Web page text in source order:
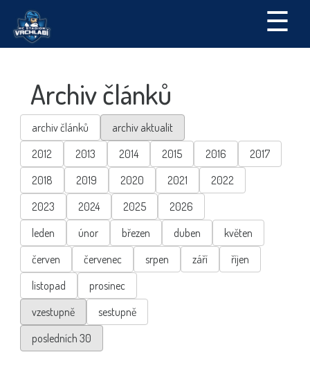
☰
Archiv článků
archiv článků
archiv aktualit
2012
2013 2014 2015 2016
2017
2018
2019 2020 2021
2022
2023
2024 2025
2026
leden
únor březen duben
květen
červen
červenec srpen září
říjen
listopad
prosinec
vzestupně
sestupně
posledních 30